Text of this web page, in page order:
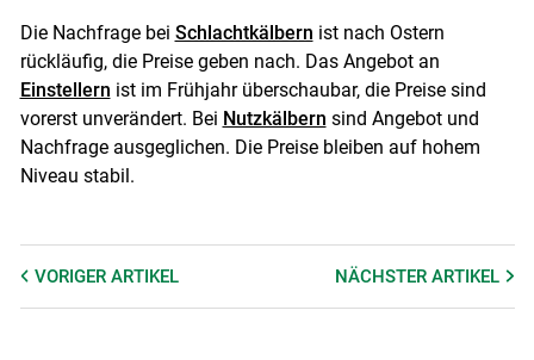
Skip to main content
Die Nachfrage bei Schlachtkälbern ist nach Ostern
rückläufig, die Preise geben nach. Das Angebot an
Einstellern ist im Frühjahr überschaubar, die Preise sind
vorerst unverändert. Bei Nutzkälbern sind Angebot und
Nachfrage ausgeglichen. Die Preise bleiben auf hohem
Niveau stabil.
VORIGER ARTIKEL NÄCHSTERARTIKEL